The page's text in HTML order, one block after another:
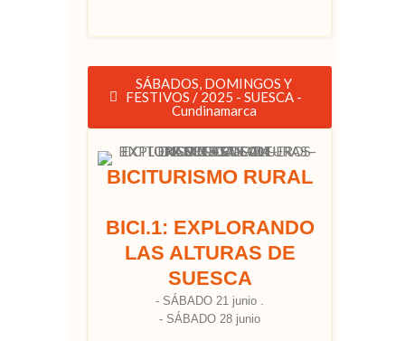
SÁBADOS, DOMINGOS Y
FESTIVOS / 2025 - SUESCA -
Cundinamarca
BICITURISMO RURAL
BICI.1: EXPLORANDO
LAS ALTURAS DE
SUESCA
- SÁBADO 21 junio .
- SÁBADO 28 junio